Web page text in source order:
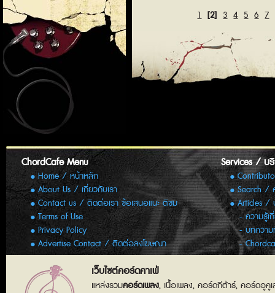
1 [2] 3 4 5 6 7
ChordCafe Menu
Home / หน้าหลัก
About Us / เกี่ยวกับเรา
Contact us / ติดต่อเรา ข้อเสนอแนะ ติชม
Terms of Use
Privacy Policy
Advertise Contact / ติดต่อลงโฆษณา
Services / บ
Search /
Articles /
ความรู้
บทความ
เว็บไซต์คอร์ดคาเฟ่
แหล่งรวมคอร์ดเพลง, เนื้อเพลง, คอร์ดกีต้าร์, คอร์ดอูคู